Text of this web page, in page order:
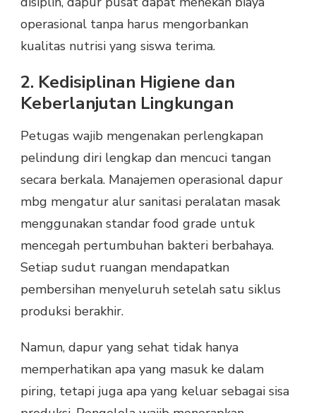
operasional tanpa harus mengorbankan
kualitas nutrisi yang siswa terima.
2. Kedisiplinan Higiene dan
Keberlanjutan Lingkungan
Petugas wajib mengenakan perlengkapan
pelindung diri lengkap dan mencuci tangan
secara berkala. Manajemen operasional dapur
mbg mengatur alur sanitasi peralatan masak
menggunakan standar food grade untuk
mencegah pertumbuhan bakteri berbahaya.
Setiap sudut ruangan mendapatkan
pembersihan menyeluruh setelah satu siklus
produksi berakhir.
Namun, dapur yang sehat tidak hanya
memperhatikan apa yang masuk ke dalam
piring, tetapi juga apa yang keluar sebagai sisa